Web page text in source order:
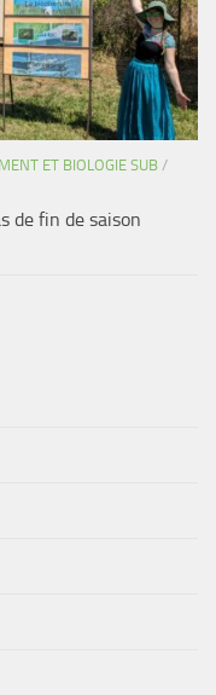
ET BIOLOGIE SUB/
de fin de saison